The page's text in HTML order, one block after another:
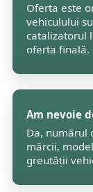
Oferta este
vehiculului
catalizatorul
oferta finală.
Am nevoie
Da, numărul
mărcii,
greutății